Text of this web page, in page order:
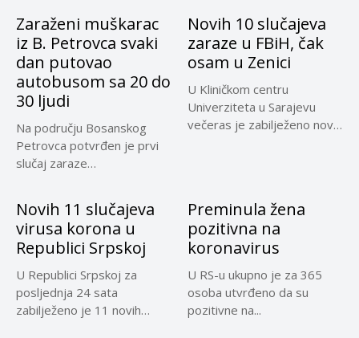
Zaraženi muškarac
iz B. Petrovca svaki
dan putovao
autobusom sa 20 do
30 ljudi
Na području Bosanskog
Petrovca potvrđen je prvi
slučaj zaraze
Novih 10 slučajeva
zaraze u FBiH, čak
osam u Zenici
U Kliničkom centru
Univerziteta u Sarajevu
večeras je zabilježeno novih
Novih 11 slučajeva
virusa korona u
Republici Srpskoj
U Republici Srpskoj za
posljednja 24 sata
zabilježeno je 11 novih
Preminula žena
pozitivna na
koronavirus
U RS-u ukupno je za 365
osoba utvrđeno da su
pozitivne na...